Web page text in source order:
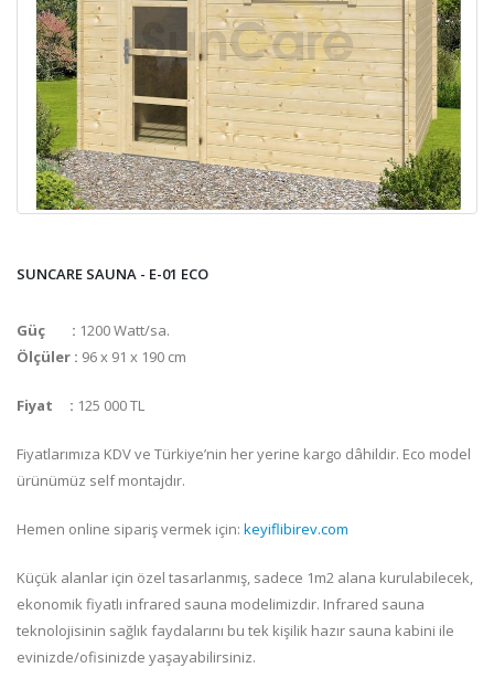
SUNCARE SAUNA - E-01 ECO
Güç : 1200 Watt/sa.
Ölçüler : 96 x 91 x 190 cm
Fiyat : 125 000 TL
Fiyatlarımıza KDV ve Türkiye’nin her yerine kargo dâhildir. Eco model
ürünümüz self montajdır.
Hemen online sipariş vermek için: keyiflibirev.com
Küçük alanlar için özel tasarlanmış, sadece 1m2 alana kurulabilecek,
ekonomik fiyatlı infrared sauna modelimizdir. Infrared sauna
teknolojisinin sağlık faydalarını bu tek kişilik hazır sauna kabini ile
evinizde/ofisinizde yaşayabilirsiniz.